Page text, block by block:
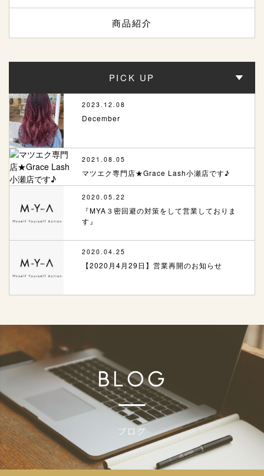
商品紹介
PICK UP
2023.12.08
December
2021.08.05
マツエク専門店★Grace Lash小瀬店です♪
2020.05.22
『MYA３密回避の対策をして営業しておりま
す』
2020.04.25
【2020月4月29日】営業再開のお知らせ